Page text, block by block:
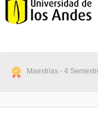
Maestrías - 4